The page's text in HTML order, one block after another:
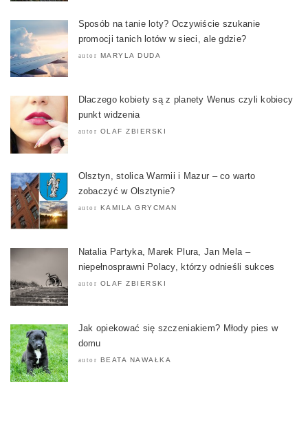
Sposób na tanie loty? Oczywiście szukanie
promocji tanich lotów w sieci, ale gdzie?
autor MARYLA DUDA
Dlaczego kobiety są z planety Wenus czyli kobiecy
punkt widzenia
autor OLAF ZBIERSKI
Olsztyn, stolica Warmii i Mazur – co warto
zobaczyć w Olsztynie?
autor KAMILA GRYCMAN
Natalia Partyka, Marek Plura, Jan Mela –
niepełnosprawni Polacy, którzy odnieśli sukces
autor OLAF ZBIERSKI
Jak opiekować się szczeniakiem? Młody pies w
domu
autor BEATA NAWAŁKA